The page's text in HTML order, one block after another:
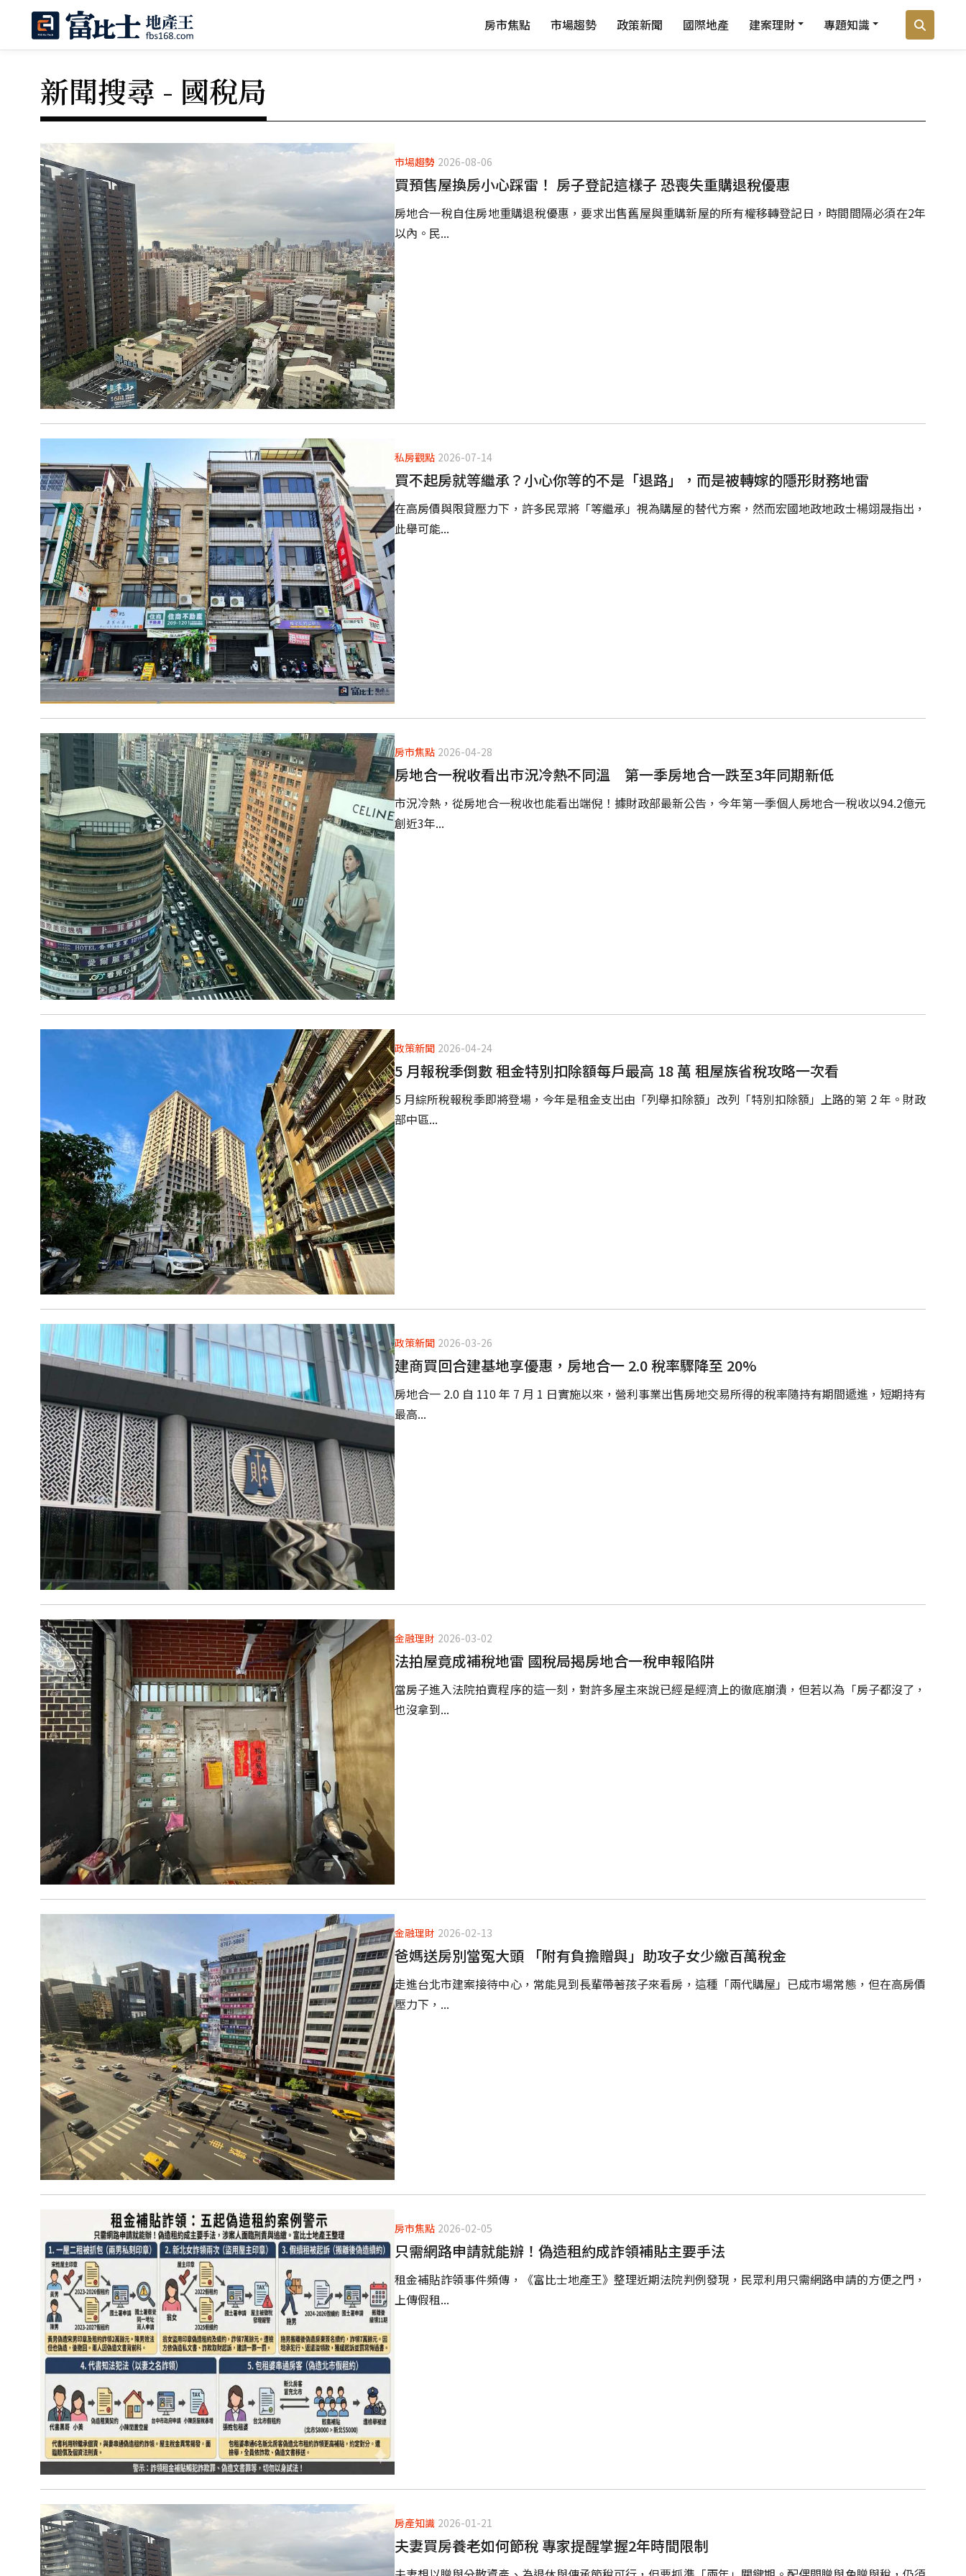
房市焦點 市場趨勢 政策新聞 國際地產 建案理財 專題知識
新聞搜尋 - 國稅局
市場趨勢 2026-08-06
買預售屋換房小心踩雷！ 房子登記這樣子 恐喪失重購退稅優惠
房地合一稅自住房地重購退稅優惠，要求出售舊屋與重購新屋的所有權移轉登記日，時間間隔必須在2年
以內。民...
私房觀點 2026-07-14
買不起房就等繼承？小心你等的不是「退路」，而是被轉嫁的隱形財務地雷
在高房價與限貸壓力下，許多民眾將「等繼承」視為購屋的替代方案，然而宏國地政地政士楊翊晟指出，
此舉可能...
房市焦點 2026-04-28
房地合一稅收看出市況冷熱不同溫 第一季房地合一跌至3年同期新低
市況冷熱，從房地合一稅收也能看出端倪！據財政部最新公告，今年第一季個人房地合一稅收以94.2億元
創近3年...
政策新聞 2026-04-24
5 月報稅季倒數 租金特別扣除額每戶最高 18 萬 租屋族省稅攻略一次看
5 月綜所稅報稅季即將登場，今年是租金支出由「列舉扣除額」改列「特別扣除額」上路的第 2 年。財政
部中區...
政策新聞 2026-03-26
建商買回合建基地享優惠，房地合一 2.0 稅率驟降至 20%
房地合一 2.0 自 110 年 7 月 1 日實施以來，營利事業出售房地交易所得的稅率隨持有期間遞進，短期持有
最高...
金融理財 2026-03-02
法拍屋竟成補稅地雷 國稅局揭房地合一稅申報陷阱
當房子進入法院拍賣程序的這一刻，對許多屋主來說已經是經濟上的徹底崩潰，但若以為「房子都沒了，
也沒拿到...
金融理財 2026-02-13
爸媽送房別當冤大頭 「附有負擔贈與」助攻子女少繳百萬稅金
走進台北市建案接待中心，常能見到長輩帶著孩子來看房，這種「兩代購屋」已成市場常態，但在高房價
壓力下，...
房市焦點 2026-02-05
只需網路申請就能辦！偽造租約成詐領補貼主要手法
租金補貼詐領事件頻傳，《富比士地產王》整理近期法院判例發現，民眾利用只需網路申請的方便之門，
上傳假租...
房產知識 2026-01-21
夫妻買房養老如何節稅 專家提醒掌握2年時間限制